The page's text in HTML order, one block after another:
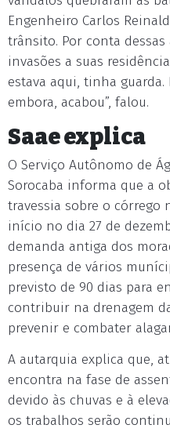
Engenheiro Carlos
trânsito. Por conta
invasões a suas
estava aqui, tinha
embora, acabou”, falou.
Saae explica
O Serviço Autônomo de
Sorocaba informa que a
travessia sobre o córrego
início no dia 27 de
demanda antiga dos
presença de vários
previsto de 90 dias para
contribuir na drenagem
prevenir e combater
A autarquia explica que,
encontra na fase de
devido às chuvas e à
os trabalhos serão